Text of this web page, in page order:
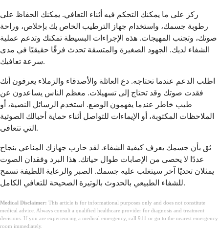
ركز على ما يمكنك التحكم فيه أثناء التعافي. يمكنك الحفاظ على
رطوبة جسمك، واستخدام جهاز الترطيب الخاص بك بإخلاص، وراحة
صوتك، وتجنب المهيجات. هذه الإجراءات البسيطة تمكنك وتدعم عملية
الشفاء لديك. الجهود الصغيرة والمتسقة تحدث فرقًا حقيقيًا في مدى
سرعة تعافيك.
اطلب الدعم عندما تحتاجه. دع العائلة والأصدقاء والزملاء يعرفون أنك
فقدت صوتك وقد تحتاج إلى تسهيلات. معظم الناس يساعدون عن
طيب خاطر عندما يفهمون الوضع. استخدم الرسائل النصية، أو
الملاحظات المكتوبة، أو الإيماءات للتواصل أثناء حماية أحبالك الصوتية
التي تتعافى.
ثق بأن جسمك يعرف كيفية الشفاء. لقد حارب جهازك المناعي بنجاح
عددًا لا يحصى من الإصابات طوال حياتك. هذا البرد وفقدان الصوت
يمثلان تحديًا آخر سيتغلب عليه جسمك. الصبر والرعاية اللطيفة تسمح
للشفاء الطبيعي بالحدوث بالوتيرة الصحيحة للتعافي الكامل.
Medical Disclaimer: This article is for informational purposes only and does not constitute
medical advice. Always consult a qualified healthcare provider for diagnosis and treatment
decisions. If you are experiencing a medical emergency, call 911 or go to the nearest emergency
room immediately.